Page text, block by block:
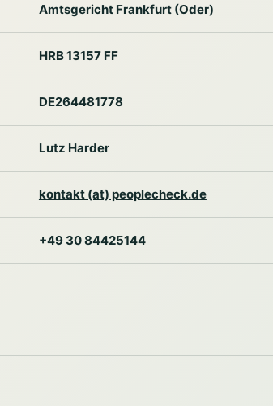
Amtsgericht Frankfurt (Oder)
HRB 13157 FF
DE264481778
Lutz Harder
kontakt (at) peoplecheck.de
+49 30 84425144